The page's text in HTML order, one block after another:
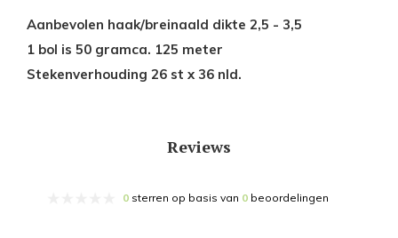
Aanbevolen haak/breinaald dikte 2,5 - 3,5
1 bol is 50 gramca. 125 meter
Stekenverhouding 26 st x 36 nld.
Reviews
0 sterren op basis van 0 beoordelingen